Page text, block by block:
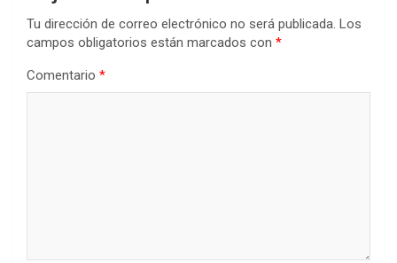
Tu dirección de correo electrónico no será publicada. Los
campos obligatorios están marcados con *
Comentario *